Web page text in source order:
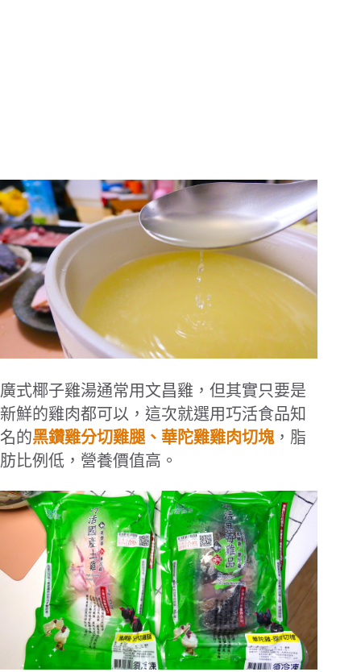
廣式椰子雞湯通常用文昌雞，但其實只要是
新鮮的雞肉都可以，這次就選用巧活食品知
名的黑鑽雞分切雞腿、華陀雞雞肉切塊，脂
肪比例低，營養價值高。